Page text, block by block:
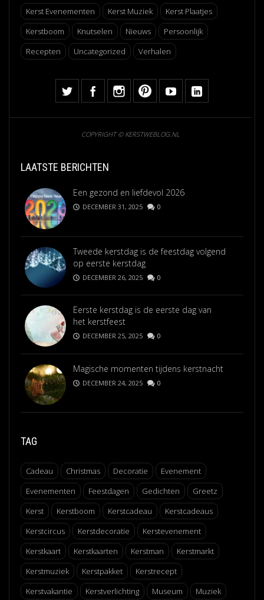
Kerst Evenementen
Kerst Muziek
Kerst Plaatjes
Kerstboom
Knutselen Nieuws
Persoonlijk
Recepten
Uncategorized Verhalen
COPYRIGHT © KERSTWEBLOG.NL
LAATSTE BERICHTEN
Een gezond en liefdevol 2026
DECEMBER 31, 2025 0
Tweede kerstdag is de feestdag volgend
op eerste kerstdag
DECEMBER 26, 2025 0
Eerste kerstdag is de eerste dag van
het kerstfeest
DECEMBER 25, 2025 0
Magische momenten tijdens kerstnacht
DECEMBER 24, 2025 0
TAG
Cadeau Christmas Decoratie
Evenement
Evenementen
Feestdagen Gedichten
Greetz
Kerst
Kerstboom Kerstcadeau
Kerstcadeaus
Kerstcircus
Kerstdecoratie
Kerstevenement
Kerstkaart
Kerstkaarten Kerstman
Kerstmarkt
Kerstmuziek
Kerstpakket
Kerstrecept
Kerstvakantie
Kerstverlichting Museum Muziek